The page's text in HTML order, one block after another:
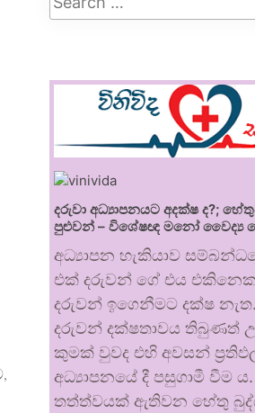
දරුවා අධ්‍යාපනයට අදක්ෂ ද?;
පුළුවන් – විශේෂඥ මනෝ වෛද්‍ය
අධ්‍යාපන හැකියාව
එක් දරුවන් ගේ එය
දරුවන් ඉගෙනීමට දක්ෂ
දරුවන් දක්ෂතාවය තිබුණත්
කුමක් වුවද එහි අවසන්
අධ්‍යාපනයේ දී පසුගාමී වීම
තත්ත්වයක් ඇතිවන හේතු